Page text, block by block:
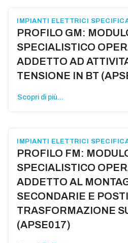
IMPIANTI ELETTRICI
PROFILO GM:
SPECIALISTICO
ADDETTO AD
TENSIONE IN BT
Scopri di più...
IMPIANTI ELETTRICI
PROFILO FM:
SPECIALISTICO
ADDETTO AL
SECONDARIE E
TRASFORMAZIONE
(APSE017)